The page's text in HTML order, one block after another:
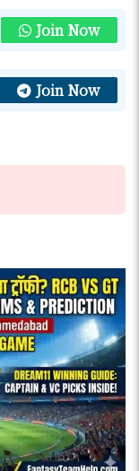
Join Now
Join Now